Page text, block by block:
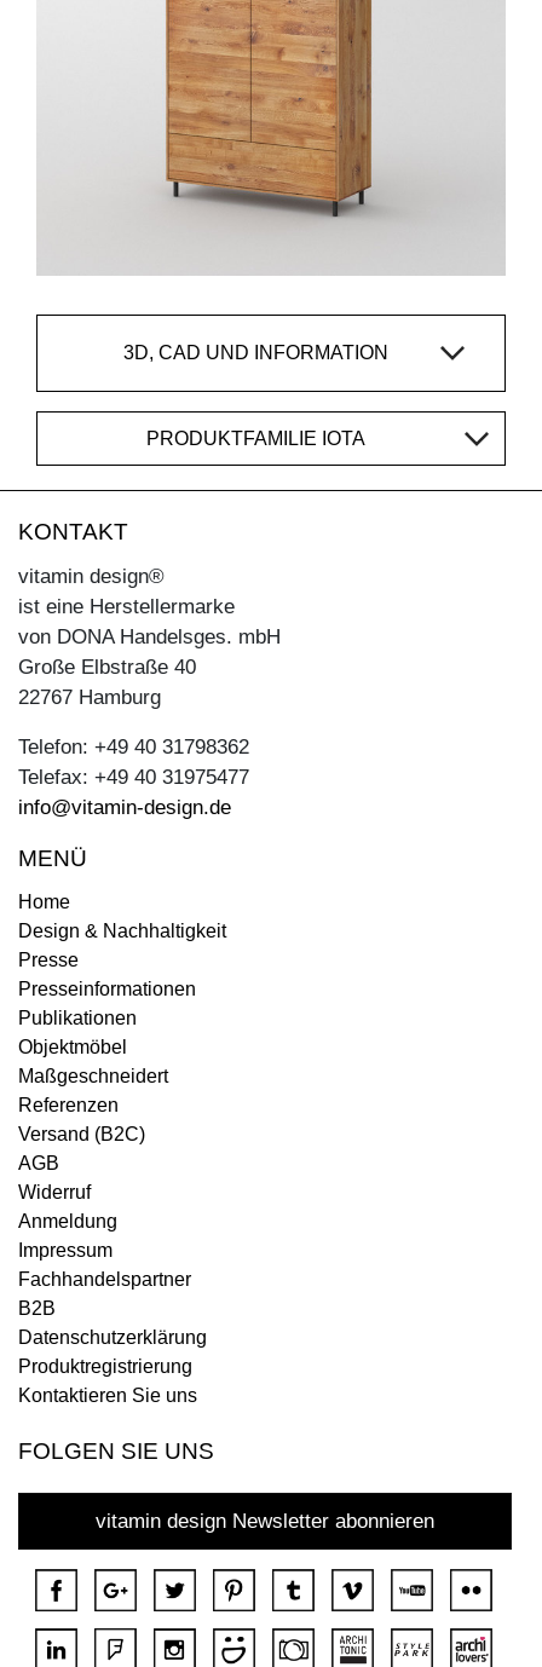
3D, CAD UND INFORMATION
PRODUKTFAMILIE IOTA
KONTAKT
vitamin design®
ist eine Herstellermarke
von DONA Handelsges. mbH
Große Elbstraße 40
22767 Hamburg
Telefon: +49 40 31798362
Telefax: +49 40 31975477
info@vitamin-design.de
MENÜ
Home
Design & Nachhaltigkeit
Presse
Presseinformationen
Publikationen
Objektmöbel
Maßgeschneidert
Referenzen
Versand (B2C)
AGB
Widerruf
Anmeldung
Impressum
Fachhandelspartner
B2B
Datenschutzerklärung
Produktregistrierung
Kontaktieren Sie uns
FOLGEN SIE UNS
vitamin design Newsletter abonnieren